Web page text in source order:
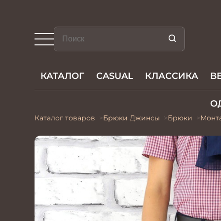
КАТАЛОГ CASUAL КЛАССИКА
Каталог товаров Брюки Джинсы Брюки